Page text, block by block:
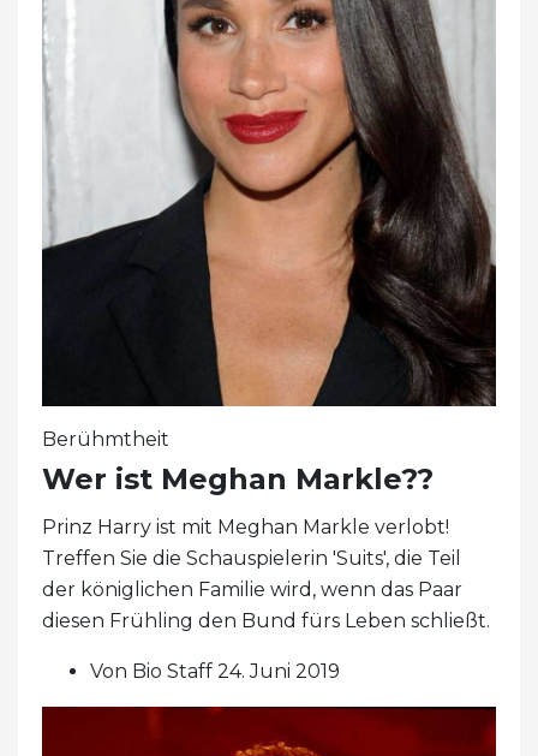
Berühmtheit
Wer ist Meghan Markle??
Prinz Harry ist mit Meghan Markle verlobt!
Treffen Sie die Schauspielerin 'Suits', die Teil
der königlichen Familie wird, wenn das Paar
diesen Frühling den Bund fürs Leben schließt.
Von Bio Staff 24. Juni 2019